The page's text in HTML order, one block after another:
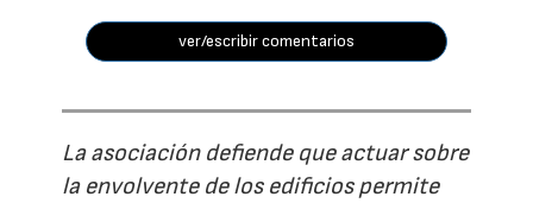
ver/escribir comentarios
La asociación defiende que actuar sobre
la envolvente de los edificios permite